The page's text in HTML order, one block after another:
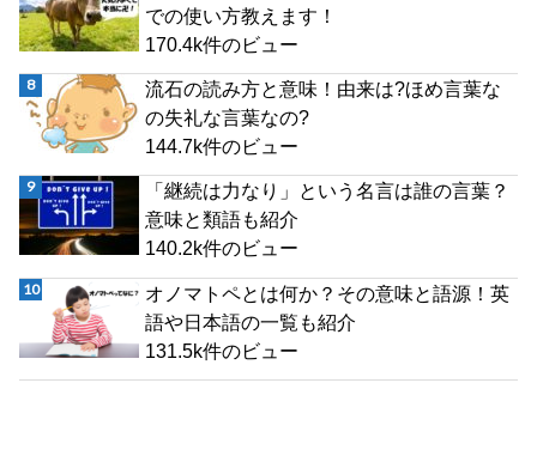
での使い方教えます！
170.4k件のビュー
流石の読み方と意味！由来は?ほめ言葉な
の失礼な言葉なの?
144.7k件のビュー
「継続は力なり」という名言は誰の言葉？
意味と類語も紹介
140.2k件のビュー
オノマトペとは何か？その意味と語源！英
語や日本語の一覧も紹介
131.5k件のビュー